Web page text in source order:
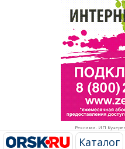
Реклама. ИП
Каталог
Рестораны, кафе, бары
Развлечения и отдых
Спорт Фитнес
Недвижимость
Красота Косметология